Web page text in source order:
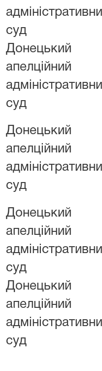
суд
Донецький
апелційний
суд
Донецький
апелційний
суд
Донецький
апелційний
суд
Донецький
апелційний
суд